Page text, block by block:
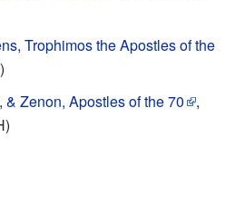
Trophimos the Apostles of the
)
& Zenon, Apostles of the 70
,